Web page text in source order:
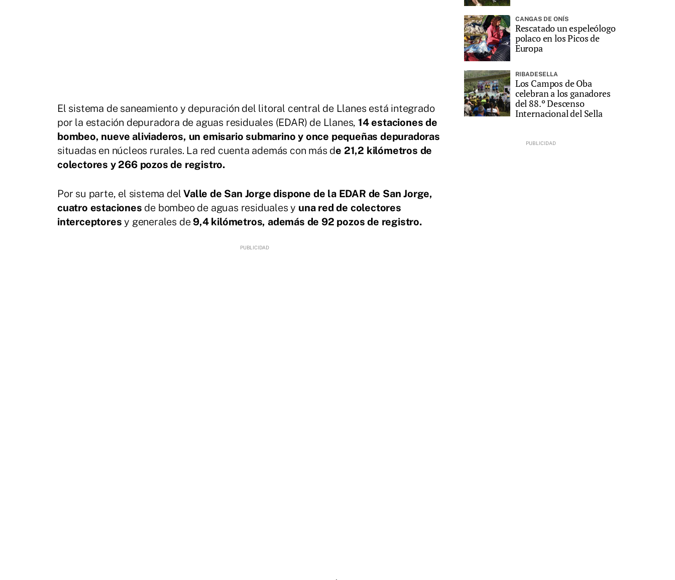
El sistema de saneamiento y depuración del litoral central de Llanes está integrado
por la estación depuradora de aguas residuales (EDAR) de Llanes, 14 estaciones de
bombeo, nueve aliviaderos, un emisario submarino y once pequeñas depuradoras
situadas en núcleos rurales. La red cuenta además con más de 21,2 kilómetros de
colectores y 266 pozos de registro.
Por su parte, el sistema delValle de San Jorge dispone de la EDAR de San Jorge,
cuatro estaciones de bombeo de aguas residuales y una red de colectores
interceptores y generales de 9,4 kilómetros, además de 92 pozos de registro.
CANGAS DE ONÍS
Rescatado un espeleólogo
polaco en los Picos de
Europa
RIBADESELLA
Los Campos de Oba
celebran a los ganadores
del 88.º Descenso
Internacional del Sella